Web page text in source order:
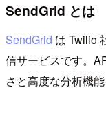
SendGrid とは
SendGrid は Twilio
信サービスです。
さと高度な分析機